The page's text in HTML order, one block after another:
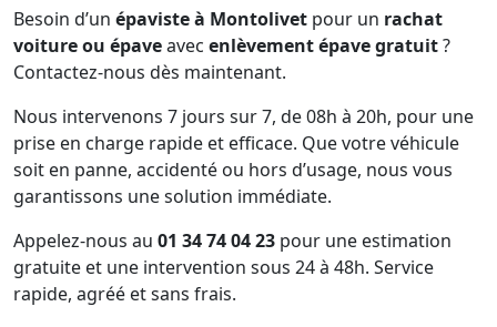
Besoin d’un épaviste à Montolivet pour un rachat
voiture ou épaveavec enlèvement épave gratuit?
Contactez-nous dès maintenant.
Nous intervenons 7 jours sur 7, de 08h à 20h, pour une
prise en charge rapide et efficace. Que votre véhicule
soit en panne, accidenté ou hors d’usage, nous vous
garantissons une solution immédiate.
Appelez-nous au 01 34 74 04 23 pour une estimation
gratuite et une intervention sous 24 à 48h. Service
rapide, agréé et sans frais.